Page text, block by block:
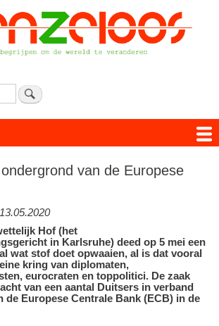
Overslaan
en
naar
de
van de Europese
13.05.2020
Hof (het
in Karlsruhe) deed op 5 mei een
wat stof doet opwaaien, al is dat vooral
kring van diplomaten,
eurocraten en toppolitici. De zaak
van een aantal Duitsers in verband
de Europese Centrale Bank (ECB) in de